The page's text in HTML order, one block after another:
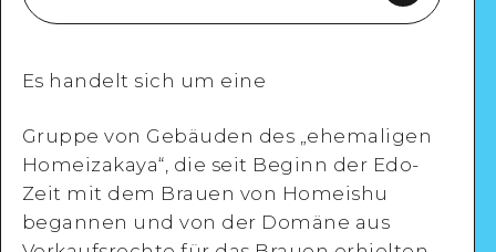
Google Maps
Es handelt sich um eine
Gruppe von Gebäuden des „ehemaligen
Homeizakaya“, die seit Beginn der Edo-
Zeit mit dem Brauen von Homeishu
begannen und von der Domäne aus